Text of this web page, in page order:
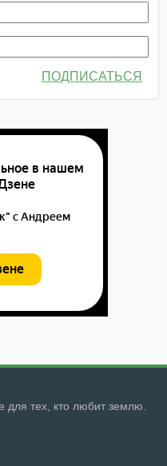
ПОДПИСАТЬСЯ
для тех, кто любит землю.